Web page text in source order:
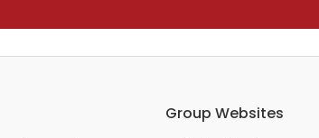
Group Websites